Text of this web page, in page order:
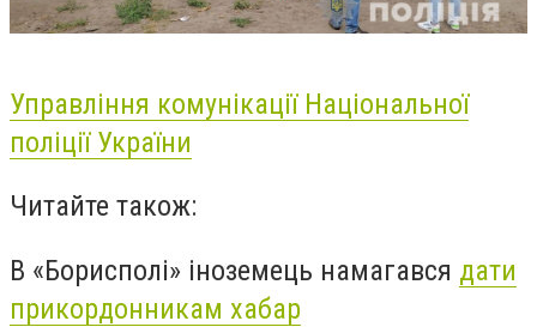
Управління комунікації Національної
поліції України
Читайте також:
В «Борисполі» іноземець намагався дати
прикордонникам хабар